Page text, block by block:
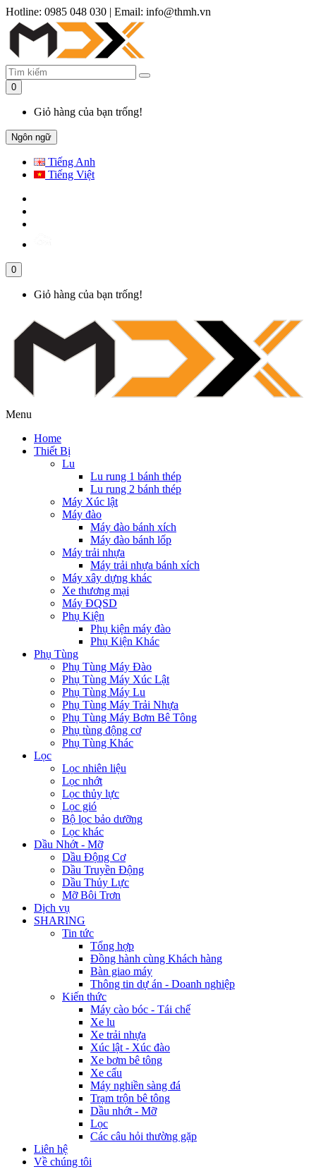
Hotline: 0985 048 030 | Email: info@thmh.vn
0
Giỏ hàng của bạn trống!
Ngôn ngữ
Tiếng Anh
Tiếng Việt
0
Giỏ hàng của bạn trống!
Menu
Home
Thiết Bị
Lu
Lu rung 1 bánh thép
Lu rung 2 bánh thép
Máy Xúc lật
Máy đào
Máy đào bánh xích
Máy đào bánh lốp
Máy trải nhựa
Máy trải nhựa bánh xích
Máy xây dựng khác
Xe thương mại
Máy ĐQSD
Phụ Kiện
Phụ kiện máy đào
Phụ Kiện Khác
Phụ Tùng
Phụ Tùng Máy Đào
Phụ Tùng Máy Xúc Lật
Phụ Tùng Máy Lu
Phụ Tùng Máy Trải Nhựa
Phụ Tùng Máy Bơm Bê Tông
Phụ tùng động cơ
Phụ Tùng Khác
Lọc
Lọc nhiên liệu
Lọc nhớt
Lọc thủy lực
Lọc gió
Bộ lọc bảo dưỡng
Lọc khác
Dầu Nhớt - Mỡ
Dầu Động Cơ
Dầu Truyền Động
Dầu Thủy Lực
Mỡ Bôi Trơn
Dịch vụ
SHARING
Tin tức
Tổng hợp
Đồng hành cùng Khách hàng
Bàn giao máy
Thông tin dự án - Doanh nghiệp
Kiến thức
Máy cào bóc - Tái chế
Xe lu
Xe trải nhựa
Xúc lật - Xúc đào
Xe bơm bê tông
Xe cẩu
Máy nghiền sàng đá
Trạm trộn bê tông
Dầu nhớt - Mỡ
Lọc
Các câu hỏi thường gặp
Liên hệ
Về chúng tôi